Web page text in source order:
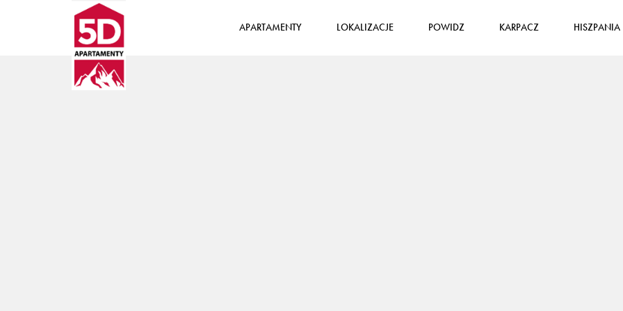
APARTAMENTY LOKALIZACJE POWIDZ KARPACZ HISZPANIA